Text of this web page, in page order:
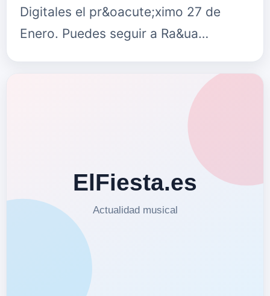
Digitales el pr&oacute;ximo 27 de
Enero. Puedes seguir a Ra&ua…